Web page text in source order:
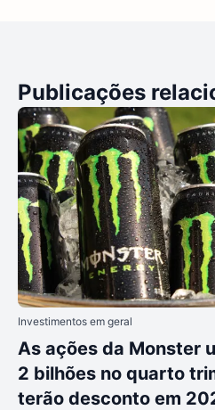
Publicações
Investimentos em geral
As ações da Monster
2 bilhões no quarto
terão desconto em